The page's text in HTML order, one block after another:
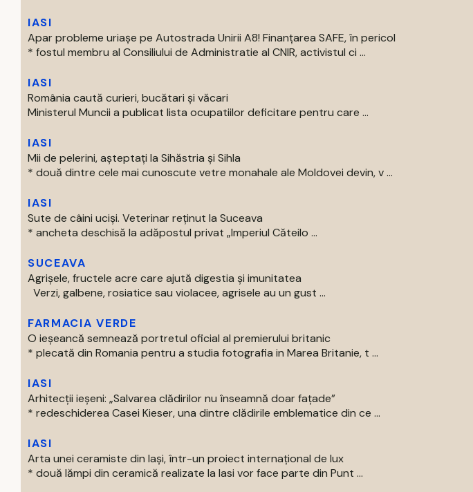
IASI
Apar probleme uriașe pe Autostrada Unirii A8! Finanțarea SAFE, în pericol
* fostul membru al Consiliului de Administratie al CNIR, activistul ci ...
IASI
România caută curieri, bucătari și văcari
Ministerul Muncii a publicat lista ocupatiilor deficitare pentru care ...
IASI
Mii de pelerini, așteptați la Sihăstria și Sihla
* două dintre cele mai cunoscute vetre monahale ale Moldovei devin, v ...
IASI
Sute de câini uciși. Veterinar reținut la Suceava
* ancheta deschisă la adăpostul privat „Imperiul Căteilo ...
SUCEAVA
Agrișele, fructele acre care ajută digestia și imunitatea
Verzi, galbene, rosiatice sau violacee, agrisele au un gust ...
FARMACIA VERDE
O ieșeancă semnează portretul oficial al premierului britanic
* plecată din Romania pentru a studia fotografia in Marea Britanie, t ...
IASI
Arhitecții ieșeni: „Salvarea clădirilor nu înseamnă doar fațade”
* redeschiderea Casei Kieser, una dintre clădirile emblematice din ce ...
IASI
Arta unei ceramiste din Iași, într-un proiect internațional de lux
* două lămpi din ceramică realizate la Iasi vor face parte din Punt ...